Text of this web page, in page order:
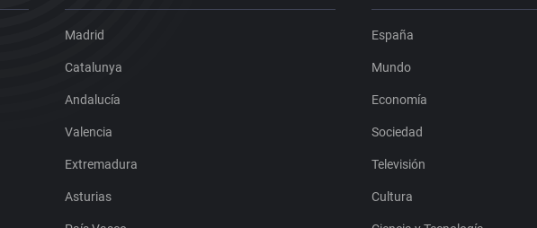
Madrid
Catalunya
Andalucía
Valencia
Extremadura
Asturias
España
Mundo
Economía
Sociedad
Televisión
Cultura